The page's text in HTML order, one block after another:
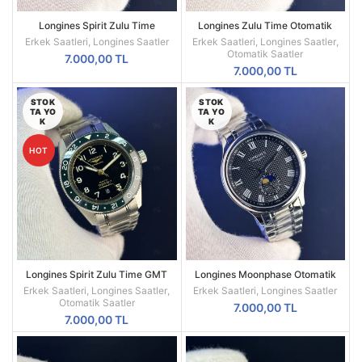
Longines Spirit Zulu Time
Automatic – Siyah Kadran & Çelik
Kasa A+ Kalite
Erkek Saatleri Longines Saatler
7.000,00TL
Longines Zulu Time Otomatik
Erkek Saat – Deri Kordon & GMT
Fonksiyonu
Erkek Saatleri Longines Saatler,
Otomatik Saatler
7.000,00TL
STOK
TA YO
K
HOT
Longines Spirit Zulu Time GMT
Erkek Saati – Siyah Kadran, Yeşil
Bezel & Çelik Bilezik
Erkek Saatleri, Longines Saatler,
Otomatik Saatler
7.000,00TL
STOK
TA YO
K
Longines Moonphase Otomatik
Erkek Saat – Siyah Kadran, Ay
Evresi, Çelik Kasa
Erkek Saatleri, Longines Saatler
7.000,00TL